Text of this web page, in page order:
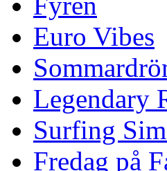
Euro Vibes
Legendary
Surfing
Fredag på